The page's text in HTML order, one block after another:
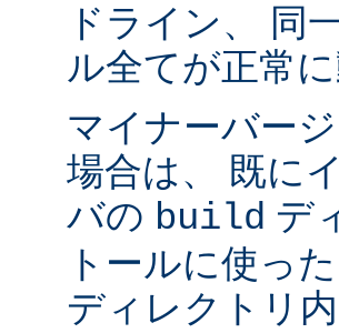
ドライン、 同
ル全てが正常
マイナーバー
場合は、 既に
バの build デ
トールに使っ
ディレクトリ